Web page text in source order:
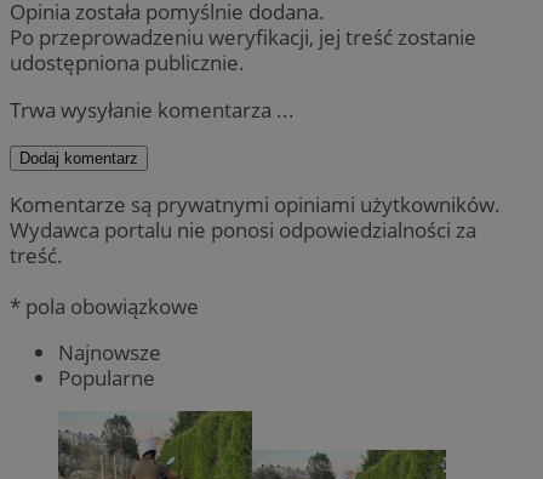
Opinia została pomyślnie dodana.
Po przeprowadzeniu weryfikacji, jej treść zostanie
udostępniona publicznie.
Trwa wysyłanie komentarza ...
Dodaj komentarz
Komentarze są prywatnymi opiniami użytkowników.
Wydawca portalu nie ponosi odpowiedzialności za
treść.
* pola obowiązkowe
Najnowsze
Popularne